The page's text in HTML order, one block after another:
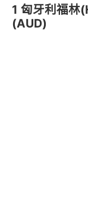
1 匈牙利福林
(AUD)